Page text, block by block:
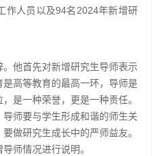
作人员以及94名2024年新增研
他首先对新增研究生导师表示
高等教育的最高一环，导师是
是一种荣誉，更是一种责任。
师要与学生形成和谐的师生关
做研究生成长中的严师益友。
师情况进行说明。